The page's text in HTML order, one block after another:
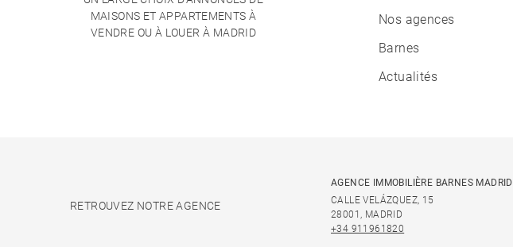
MAISONS ET APPARTEMENTS À
VENDRE OU À LOUER À MADRID
Nos agences
Barnes
Actualités
RETROUVEZ NOTRE AGENCE
AGENCE IMMOBILIÈRE BARNES MADRID
CALLE VELÁZQUEZ, 15
28001, MADRID
+34 911961820